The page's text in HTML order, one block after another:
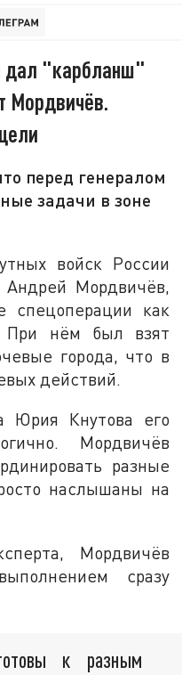
дал "карбланш"
Мордвичёв.
перед генералом
задачи в зоне
войск России
Андрей Мордвичёв,
спецоперации как
При нём был взят
города, что в
действий.
Юрия Кнутова его
Мордвичёв
разные
наслышаны на
Мордвичёв
сразу
к разным